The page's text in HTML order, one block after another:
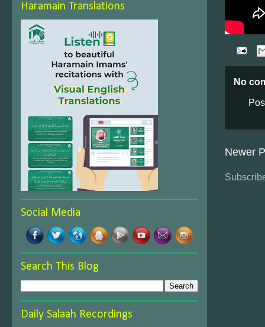
No
Newer
Haramain Translations
Social Media
Search This Blog
Daily Salaah Recordings